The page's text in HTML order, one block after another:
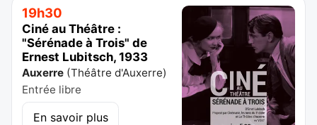
19h30
Ciné au Théâtre :
"Sérénade à Trois" de
Ernest Lubitsch, 1933
Auxerre (Théâtre d'Auxerre)
Entrée libre
En savoir plus